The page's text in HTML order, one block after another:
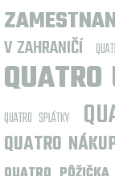
V ZAHRANIČÍ
QUATRO SPLÁTKY
QUATRO